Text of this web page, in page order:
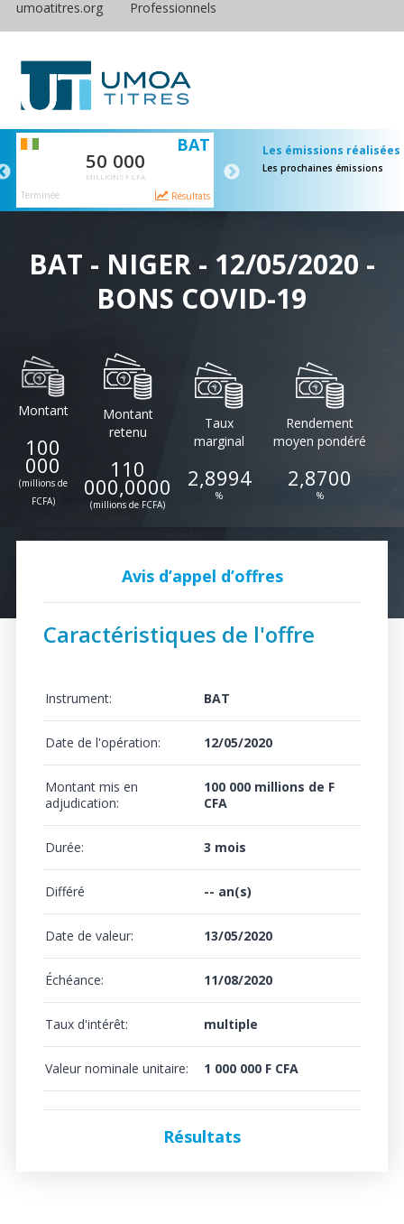
umoatitres.org Professionnels
BAT
50 000
MILLIONS F CFA
Terminée Résultats
65 000
Les émissions réalisées
Les prochaines émissions
BAT - NIGER - 12/05/2020 -
BONS COVID-19
Montant
100
000
(millions de
FCFA)
Montant
retenu
110
000,0000
(millions de FCFA)
Taux
marginal
2,8994
%
Rendement
moyen pondéré
2,8700
%
Avis d’appel d’offres
Caractéristiques de l'offre
Instrument: BAT
Date de l'opération: 12/05/2020
Montant mis en
adjudication:
100 000 millions de F
CFA
Durée: 3 mois
Différé -- an(s)
Date de valeur: 13/05/2020
Échéance: 11/08/2020
Taux d'intérêt: multiple
Valeur nominale unitaire: 1 000 000 F CFA
Résultats